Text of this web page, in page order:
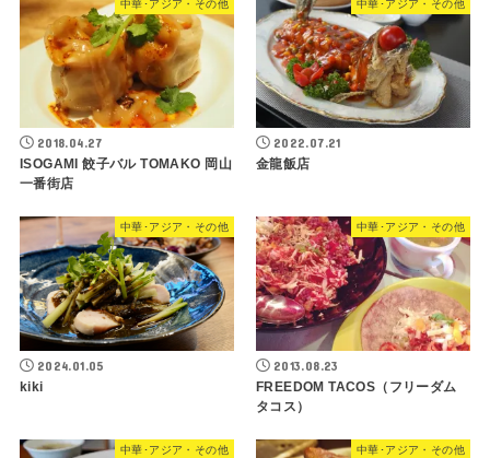
中華･アジア・その他
2018.04.27
ISOGAMI 餃子バル TOMAKO 岡山
一番街店
中華･アジア・その他
2022.07.21
金龍飯店
中華･アジア・その他
2024.01.05
kiki
中華･アジア・その他
2013.08.23
FREEDOM TACOS（フリーダム
タコス）
中華･アジア・その他 中華･アジア・その他